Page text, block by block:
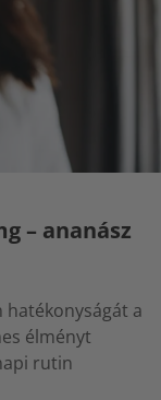
– ananász
a
élményt
rutin